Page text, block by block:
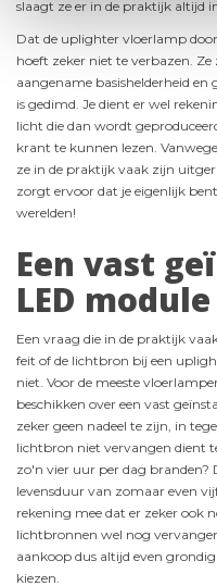
slaagt ze er in de praktijk altijd
Dat de uplighter vloerlamp
hoeft zeker niet te verbazen.
aangename basishelderheid
is gedimd. Je dient er wel
licht die dan wordt
krant te kunnen lezen.
ze in de praktijk vaak zijn
zorgt ervoor dat je eigenlijk
werelden!
Een vast
LED module
Een vraag die in de praktijk
feit of de lichtbron bij een
niet. Voor de meeste
beschikken over een vast
zeker geen nadeel te zijn, in
lichtbron niet vervangen dient
zo'n vier uur per dag branden?
levensduur van zomaar even
rekening mee dat er zeker ook
lichtbronnen wel nog
aankoop dus altijd even
kiezen.